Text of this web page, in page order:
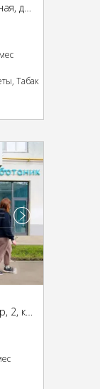
ЮВАО, г Москва, ул Авиамоторная, д 20/17
Табак
CЗАО, г Москва, Яна Райниса б-р, 2, кор. 1